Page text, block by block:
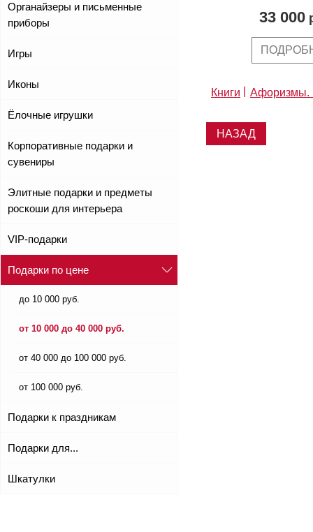
Органайзеры и письменные
приборы
Игры
Иконы
Ёлочные игрушки
Корпоративные подарки и
сувениры
Элитные подарки и предметы
роскоши для интерьера
VIP-подарки
Подарки по цене
до 10 000 руб.
от 10 000 до 40 000 руб.
от 40 000 до 100 000 руб.
от 100 000 руб.
Подарки к праздникам
Подарки для...
Шкатулки
33 000
Книги Афоризмы.
НАЗАД